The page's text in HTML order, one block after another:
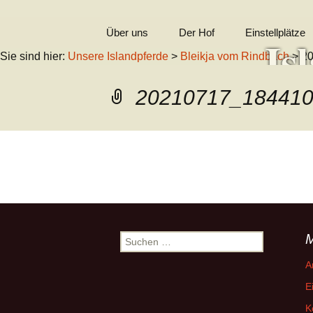
Zum
springen
Über uns
In Erinnerung
Kontakt
Der Hof
Einstellplätze
Sie sind hier: Unsere Islandpferde > Bleikja vom Rindbach>
←
Suchen
nach: